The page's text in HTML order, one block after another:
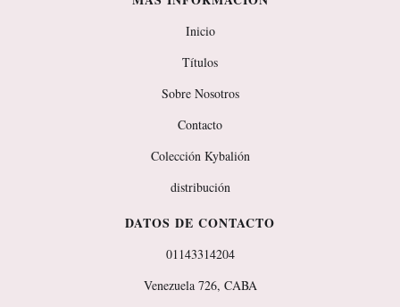
Inicio
Títulos
Sobre Nosotros
Contacto
Colección Kybalión
distribución
DATOS DE CONTACTO
01143314204
Venezuela 726, CABA